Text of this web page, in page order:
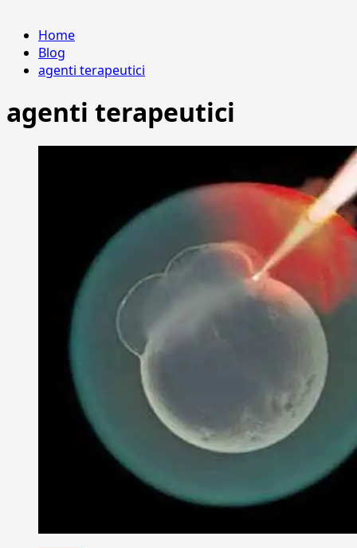
Home
Blog
agenti terapeutici
agenti terapeutici